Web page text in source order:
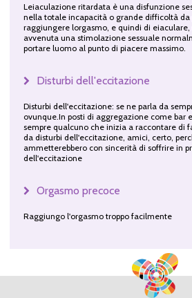
Leiaculazione ritardata è una disfunzione
nella totale incapacità o grande difficoltà
raggiungere lorgasmo, e quindi di eiaculare,
avvenuta una stimolazione sessuale
portare luomo al punto di piacere massimo.
Disturbi dell'eccitazione
Disturbi dell'eccitazione: se ne parla da
ovunque.In posti di aggregazione come bar
sempre qualcuno che inizia a raccontare di
da disturbi dell'eccitazione, amici, certo,
ammetterebbero con sincerità di soffrire in
dell'eccitazione
Orgasmo precoce
Raggiungo l'orgasmo troppo facilmente